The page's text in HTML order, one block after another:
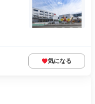
気になる